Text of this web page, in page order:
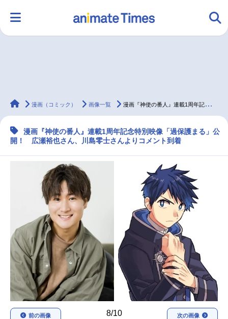
ラジオ みんなの声 グッズ 映画
マンガ・ラノベ ゲーム・アプリ 音楽
配信・Vtuber トレンド 無料マンガ
最新記事一覧
アニメ記事一覧 声優記事一覧
アニメ映画一覧 実写化映画一覧
今期アニメ曜日別一覧
春アニメ 夏アニメ
秋アニメ
animateTimes
漫画（コミック） 画像一覧 漫画『神使の番人』連載1周年記念映像（CV：広瀬裕也・川島零士）公開
漫画『神使の番人』連載1周年記念特別映像「過保護まる」公
開！ 広瀬裕也さん、川島零士さんよりコメント到着
8/10
前の画像 次の画像